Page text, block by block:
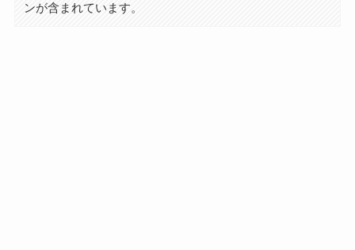
ンが含まれています。